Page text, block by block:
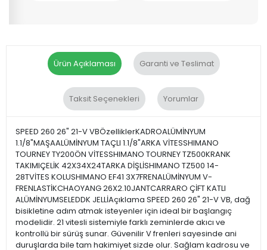
Ürün Açıklaması Garanti ve Teslimat
Taksit Seçenekleri Yorumlar
SPEED 260 26" 21-V VBÖzelliklerKADROALÜMİNYUM
1.1/8"MAŞAALÜMİNYUM TAÇLI 1.1/8"ARKA VİTESSHIMANO
TOURNEY TY200ÖN VİTESSHIMANO TOURNEY TZ500KRANK
TAKIMIÇELİK 42X34X24TARKA DİŞLİSHIMANO TZ500 14-
28TVİTES KOLUSHIMANO EF41 3X7FRENALÜMİNYUM V-
FRENLASTİKCHAOYANG 26X2.10JANTCARRARO ÇİFT KATLI
ALÜMİNYUMSELEDDK JELLİAçıklama SPEED 260 26" 21-V VB, dağ
bisikletine adım atmak isteyenler için ideal bir başlangıç
modelidir. 21 vitesli sistemiyle farklı zeminlerde akıcı ve
kontrollü bir sürüş sunar. Güvenilir V frenleri sayesinde ani
duruşlarda bile tam hakimiyet sizde olur. Sağlam kadrosu ve